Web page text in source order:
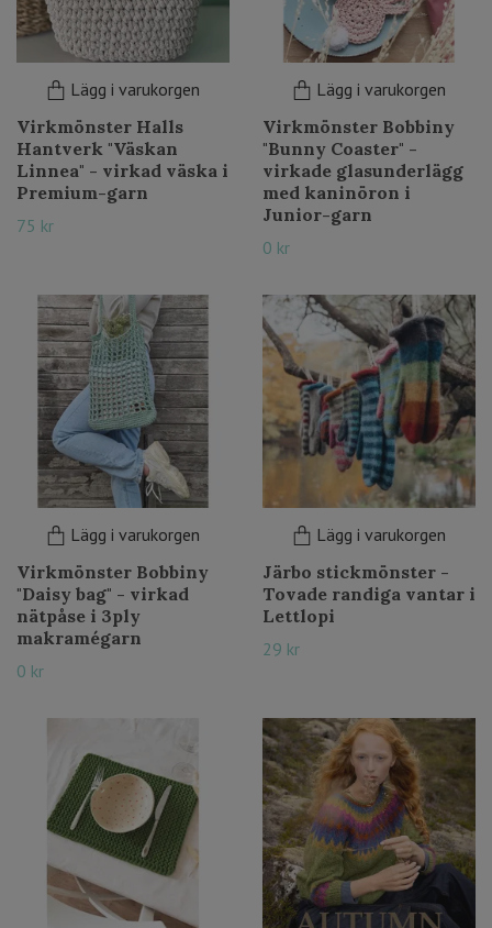
Lägg i varukorgen
Virkmönster Halls
Hantverk "Väskan
Linnea" - virkad väska i
Premium-garn
75 kr
Lägg i varukorgen
Virkmönster Bobbiny
"Bunny Coaster" -
virkade glasunderlägg
med kaninöron i
Junior-garn
0 kr
Lägg i varukorgen
Virkmönster Bobbiny
"Daisy bag" - virkad
nätpåse i 3ply
makramégarn
0 kr
Lägg i varukorgen
Järbo stickmönster -
Tovade randiga vantar i
Lettlopi
29 kr